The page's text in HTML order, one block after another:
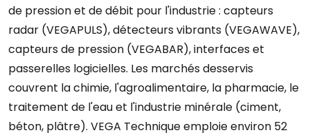
de pression et de débit pour l'industrie : capteurs
radar (VEGAPULS), détecteurs vibrants (VEGAWAVE),
capteurs de pression (VEGABAR), interfaces et
passerelles logicielles. Les marchés desservis
couvrent la chimie, l'agroalimentaire, la pharmacie, le
traitement de l'eau et l'industrie minérale (ciment,
béton, plâtre). VEGA Technique emploie environ 52